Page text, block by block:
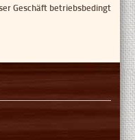
Geschäft betriebsbedingt